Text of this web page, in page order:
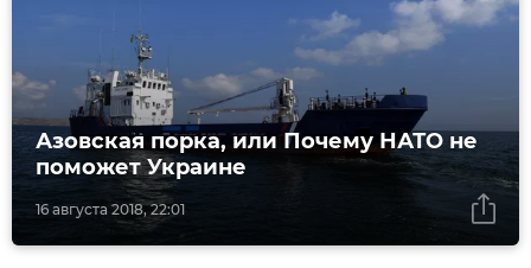
16 августа 2018, 22:01
Азовская порка, или Почему НАТО не
поможет Украине